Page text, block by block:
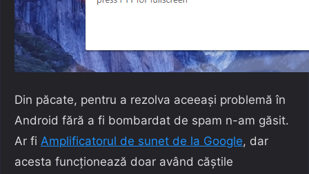
Din păcate, pentru a rezolva aceeași problemă în
Android fără a fi bombardat de spam n-am găsit.
Ar fi Amplificatorul de sunet de la Google, dar
acesta funcționează doar având căștile